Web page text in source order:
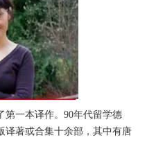
第一本译作。90年代留学德
译著或合集十余部，其中有唐